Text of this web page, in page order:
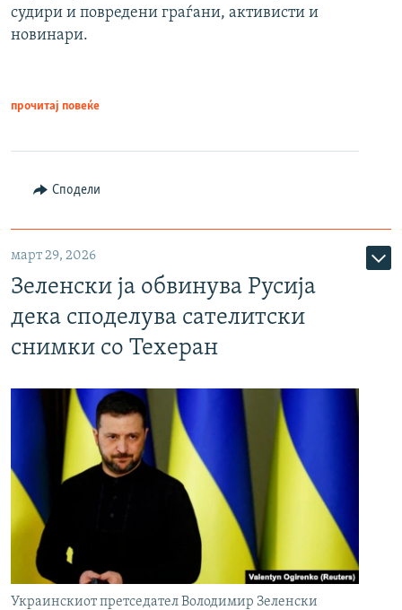
судири и повредени граѓани, активисти и
новинари.
прочитај повеќе
Сподели
март 29, 2026
Зеленски ја обвинува Русија
дека споделува сателитски
снимки со Техеран
Украинскиот претседател Володимир Зеленски